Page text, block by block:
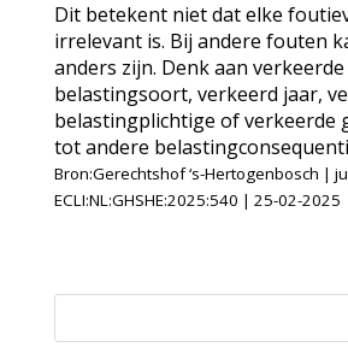
Dit betekent niet dat elke
irrelevant is. Bij andere fouten
anders zijn. Denk aan verkeerde
belastingsoort, verkeerd jaar,
belastingplichtige of verkeerde
tot andere
Bron:Gerechtshof ‘s-Hertogenbosch |
ECLI:NL:GHSHE:2025:540 | 25-02-2025